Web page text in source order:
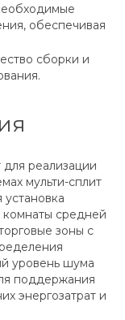
обеспечивая
сборки и
для реализации
мульти-сплит
средней
зоны с
уровень шума
поддержания
энергозатрат и